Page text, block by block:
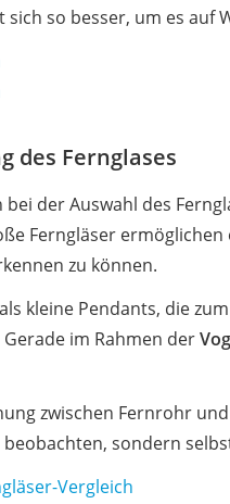
so besser, um es auf
des Fernglases
der Auswahl des
Ferngläser
zu können.
kleine Pendants, die
im Rahmen der
zwischen Fernrohr
sondern
Vergleich